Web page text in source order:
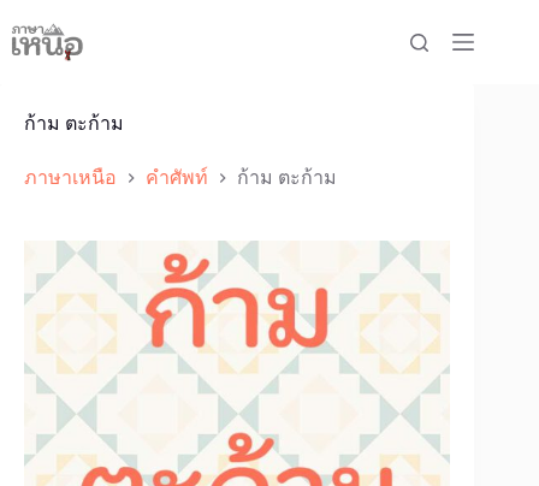
to
content
ก้าม ตะก้าม
ภาษาเหนือ คำศัพท์ ก้าม ตะก้าม